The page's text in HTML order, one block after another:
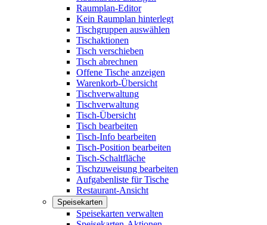
Raumplan-Editor
Kein Raumplan hinterlegt
Tischgruppen auswählen
Tischaktionen
Tisch verschieben
Tisch abrechnen
Offene Tische anzeigen
Warenkorb-Übersicht
Tischverwaltung
Tischverwaltung
Tisch-Übersicht
Tisch bearbeiten
Tisch-Info bearbeiten
Tisch-Position bearbeiten
Tisch-Schaltfläche
Tischzuweisung bearbeiten
Aufgabenliste für Tische
Restaurant-Ansicht
Speisekarten
Speisekarten verwalten